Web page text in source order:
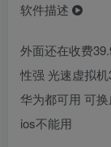
软件描述
外面还在收费
性强 光速虚拟
华为都可用 可
ios不能用